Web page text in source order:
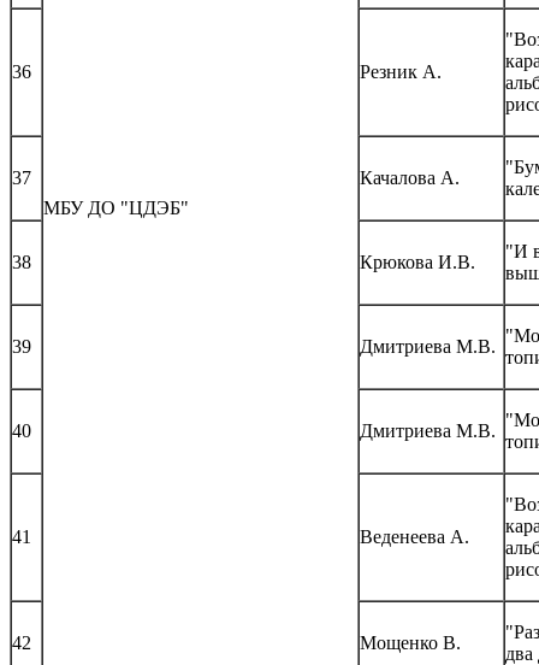
МБУ ДО "ЦДЭБ"
36 Резник А.
37 Качалова А.
38 Крюкова И.В.
"И
39 Дмитриева М.В.
40 Дмитриева М.В.
41 Веденеева А.
42 Мощенко В.